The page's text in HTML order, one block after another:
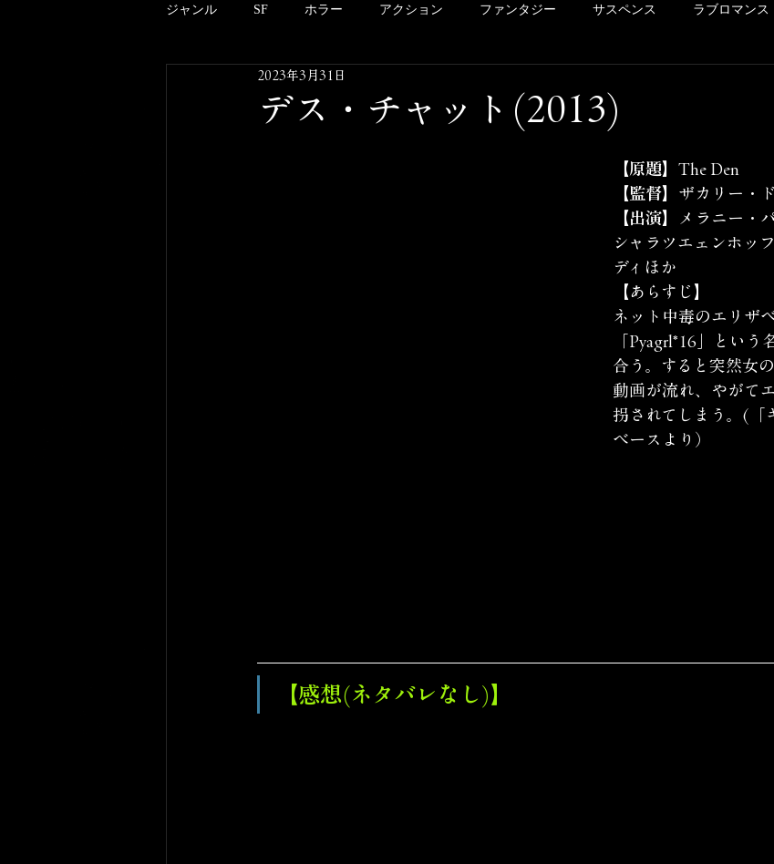
ジャンル SF ホラー アクション ファンタジー サスペンス ラブロマンス
アニメーション ドキュメンタリー
未体験ゾーンの映画たち
デス・チャット(2013)
2023年3月31日
【原題】 The Den
【監督】 ザカリー・
【出演】
メラニー・
シャラツエェンホッ
ディほか
【あらすじ】
ネット中毒のエリザ
「Pyagrl*16」という
合う。すると突然女
動画が流れ、やがて
拐されてしまう。(「
ベースより）
【感想(ネタバレなし)】